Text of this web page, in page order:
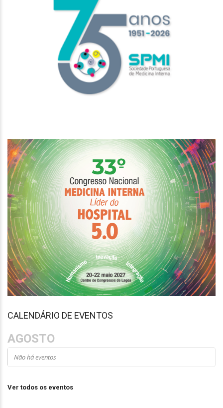
CALENDÁRIO DE EVENTOS
AGOSTO
Não há eventos
Ver todos os eventos